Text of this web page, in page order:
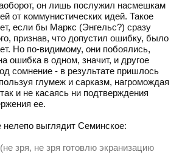
он лишь послужил насмешкам
от коммунистических идей. Такое
если бы Маркс (Энгельс?) сразу
признав, что допустил ошибку, было
Но по-видимому, они побоялись,
ошибка в одном, значит, и другое
сомнение - в результате пришлось
глумеж и сарказм, нагромождая
и не касаясь ни подтверждения
ее.
выглядит Семинское:
зря, не зря готовлю экранизацию